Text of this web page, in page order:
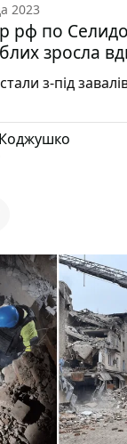
2023
рф по
зросла
з-під